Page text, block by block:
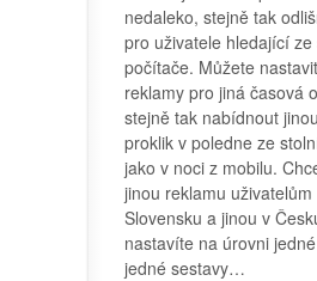
nedaleko, stejně tak
pro uživatele hledající ze
počítače. Můžete
reklamy pro jiná časová
stejně tak nabídnout
proklik v poledne ze
jako v noci z mobilu.
jinou reklamu uživatelům
Slovensku a jinou v
nastavíte na úrovni
jedné sestavy…